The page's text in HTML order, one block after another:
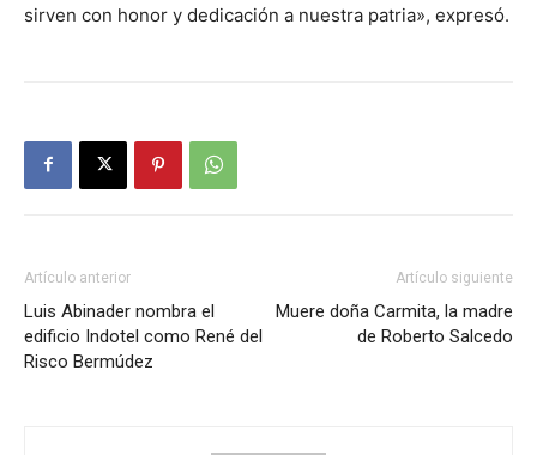
sirven con honor y dedicación a nuestra patria», expresó.
Artículo anterior
Luis Abinader nombra el
edificio Indotel como René del
Risco Bermúdez
Artículo siguiente
Muere doña Carmita, la madre
de Roberto Salcedo